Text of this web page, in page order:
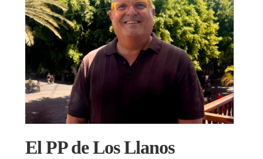
El PP de Los Llanos